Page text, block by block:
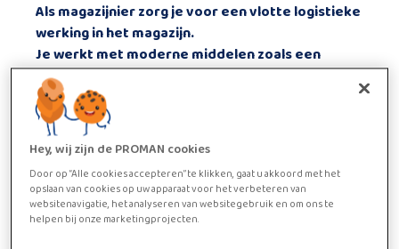
Als magazijnier zorg je voor een vlotte logistieke
werking in het magazijn.
Je werkt met moderne middelen zoals een
elektrische transpallet en krijgt op termijn de
kans om een opleiding te volgen met de
smallegangentruck.
Je komt terecht in een geautomatiseerde
omgeving en draagt elke dag bij aan een efficiënt
proces.
Functie beschrijving
Hey, wij zijn de PROMAN cookies
Door op “Alle cookies accepteren” te klikken, gaat u akkoord met het
opslaan van cookies op uw apparaat voor het verbeteren van
websitenavigatie, het analyseren van websitegebruik en om ons te
helpen bij onze marketingprojecten.